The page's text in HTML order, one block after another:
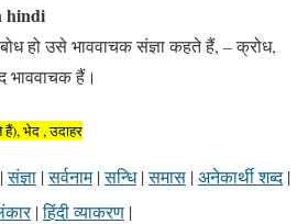
hindi
हो उसे भाववाचक संज्ञा कहते हैं, – क्रोध,
भाववाचक हैं।
हैं), भेद , उदाहर
|संज्ञा |सर्वनाम|सन्धि|समास |अनेकार्थी शब्द|
|हिंदी व्याकरण |